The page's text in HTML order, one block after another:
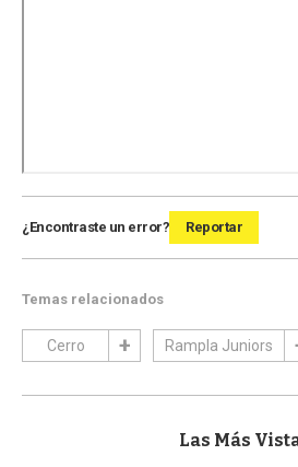
¿Encontraste un error? Reportar
Temas relacionados
Cerro Rampla Juniors
Las Más